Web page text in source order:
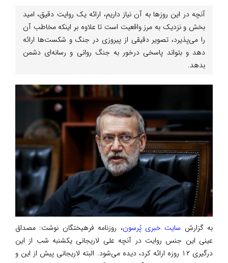
آنچه در این روزها به آن نیاز داریم، ارائه یک روایت دقیق، امید
بخش و نزدیک به مرز واقعیت است تا علاوه بر اینکه مخاطب آن
را می‌پذیرد، تصویر دقیقی از پیروزی در جنگ و شکست‌ها ارائه
دهد و بتواند پاسخی درخور به جنگ روانی و رسانه‌ای دشمن
بدهد.
به گزارش سایت خبری پُرسون، روزنامه فرهیختگان نوشت: مصداق
عینی این جنس روایت در آنچه علی لاریجانی یکشنبه شب از این
درگیری ۱۲ روزه ارائه کرد، دیده می‌شود. البته لاریجانی پیش از این و